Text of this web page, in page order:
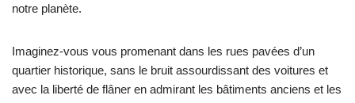
notre planète.
Imaginez-vous vous promenant dans les rues pavées d’un
quartier historique, sans le bruit assourdissant des voitures et
avec la liberté de flâner en admirant les bâtiments anciens et les